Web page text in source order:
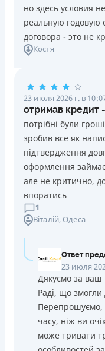
но здесь условия
реальную годовую
договора - это не
Костя
23 июля 2026 г. в
отримав кредит
потрібні були
зробив все як
підтвердження
оформлення
але не критично,
впоратись
1
Віталій, Одеса
Ответ
23 июля
Дякуємо за ваш
Раді, що
Перепрошуємо,
часу, ніж ви
може тривати